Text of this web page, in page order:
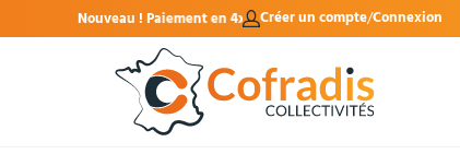
en 4x sans frais. Créer un compte Connexion